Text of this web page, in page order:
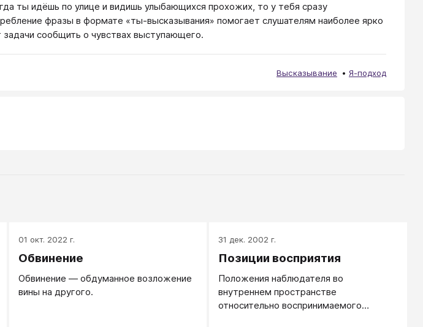
ты идёшь по улице и видишь улыбающихся прохожих, то у тебя сразу
фразы в формате «ты-высказывания» помогает слушателям наиболее ярко
сообщить о чувствах выступающего.
Высказывание Я-подход
01 окт. 2022 г.
Обвинение
Обвинение — обдуманное возложение
вины на другого.
31 дек. 2002 г.
Позиции восприятия
Положения наблюдателя во
внутреннем пространстве
относительно воспринимаемого